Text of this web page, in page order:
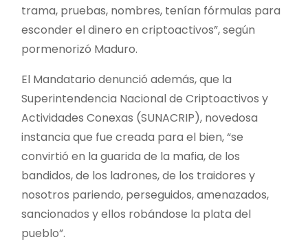
trama, pruebas, nombres, tenían fórmulas para
esconder el dinero en criptoactivos”, según
pormenorizó Maduro.
El Mandatario denunció además, que la
Superintendencia Nacional de Criptoactivos y
Actividades Conexas (SUNACRIP), novedosa
instancia que fue creada para el bien, “se
convirtió en la guarida de la mafia, de los
bandidos, de los ladrones, de los traidores y
nosotros pariendo, perseguidos, amenazados,
sancionados y ellos robándose la plata del
pueblo”.